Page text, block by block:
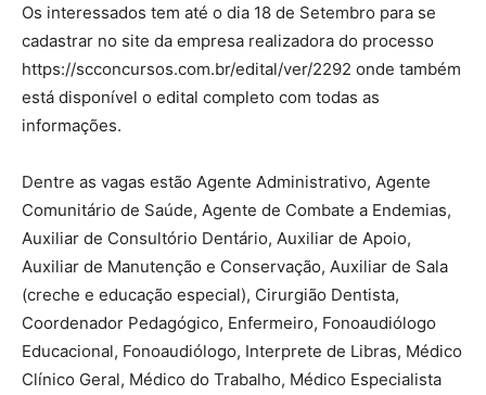
Os interessados tem até o dia 18 de Setembro para se
cadastrar no site da empresa realizadora do processo
https://scconcursos.com.br/edital/ver/2292 onde também
está disponível o edital completo com todas as
informações.
Dentre as vagas estão Agente Administrativo, Agente
Comunitário de Saúde, Agente de Combate a Endemias,
Auxiliar de Consultório Dentário, Auxiliar de Apoio,
Auxiliar de Manutenção e Conservação, Auxiliar de Sala
(creche e educação especial), Cirurgião Dentista,
Coordenador Pedagógico, Enfermeiro, Fonoaudiólogo
Educacional, Fonoaudiólogo, Interprete de Libras, Médico
Clínico Geral, Médico do Trabalho, Médico Especialista